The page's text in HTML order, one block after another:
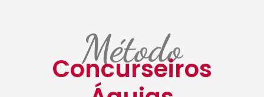
Método
Concurseiros